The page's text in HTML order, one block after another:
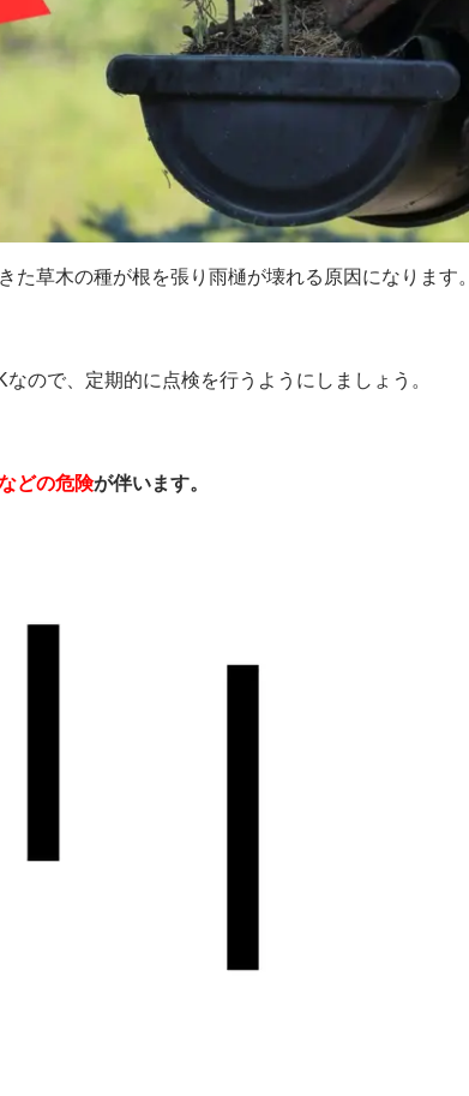
た草木の種が根を張り雨樋が壊れる原因になります。
ので、定期的に点検を行うようにしましょう。
どの危険が伴います。